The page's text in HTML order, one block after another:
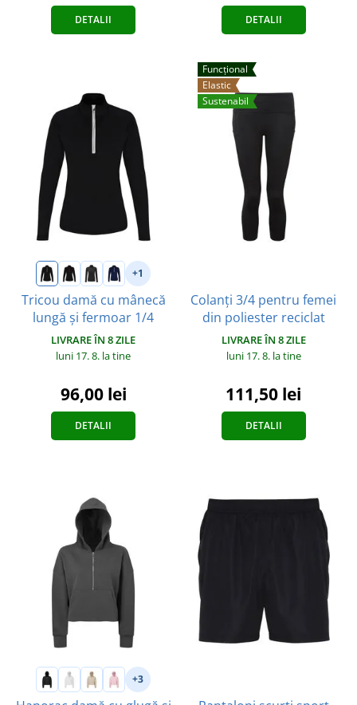
DETALII DETALII
+1
Tricou damă cu mânecă
lungă și fermoar 1/4
LIVRARE ÎN 8 ZILE
luni 17. 8. la tine
96,00 lei
DETALII
Funcțional
Elastic
Sustenabil
Colanți 3/4 pentru femei
din poliester reciclat
LIVRARE ÎN 8 ZILE
luni 17. 8. la tine
111,50 lei
DETALII
+3